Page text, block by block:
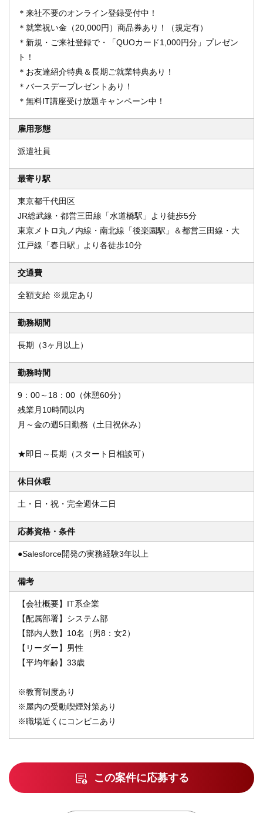
＊来社不要のオンライン登録受付中！
＊就業祝い金（20,000円）商品券あり！（規定有）
＊新規・ご来社登録で・「QUOカード1,000円分」プレゼン
ト！
＊お友達紹介特典＆長期ご就業特典あり！
＊バースデープレゼントあり！
＊無料IT講座受け放題キャンペーン中！
雇用形態
派遣社員
最寄り駅
東京都千代田区
JR総武線・都営三田線「水道橋駅」より徒歩5分
東京メトロ丸ノ内線・南北線「後楽園駅」＆都営三田線・大
江戸線「春日駅」より各徒歩10分
交通費
全額支給 ※規定あり
勤務期間
長期（3ヶ月以上）
勤務時間
9：00～18：00（休憩60分）
残業月10時間以内
月～金の週5日勤務（土日祝休み）
★即日～長期（スタート日相談可）
休日休暇
土・日・祝・完全週休二日
応募資格・条件
●Salesforce開発の実務経験3年以上
備考
【会社概要】IT系企業
【配属部署】システム部
【部内人数】10名（男8：女2）
【リーダー】男性
【平均年齢】33歳
※教育制度あり
※屋内の受動喫煙対策あり
※職場近くにコンビニあり
この案件に応募する